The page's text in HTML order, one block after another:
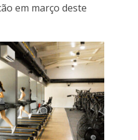
em março deste